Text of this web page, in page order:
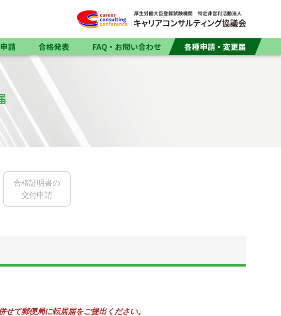
請 合格発表 FAQ・お問い合わせ 各種申請・変更届
合格証明書の
交付申請
て郵便局に転居届をご提出ください。